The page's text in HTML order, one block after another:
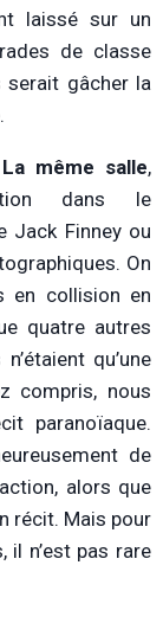
laissé sur un
de classe
serait gâcher la
même salle,
dans le
Jack Finney ou
On
en collision en
quatre autres
qu’une
compris, nous
paranoïaque.
de
alors que
récit. Mais pour
il n’est pas rare